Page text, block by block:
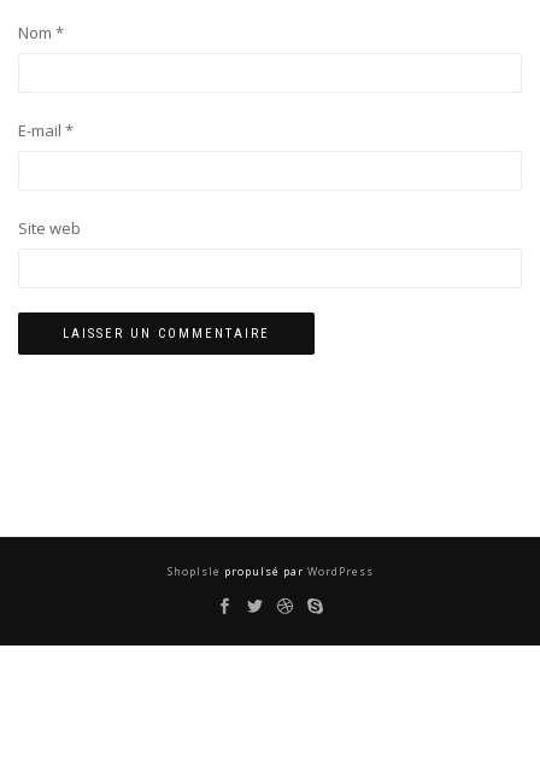
Nom *
E-mail *
Site web
ShopIsle propulsé par WordPress